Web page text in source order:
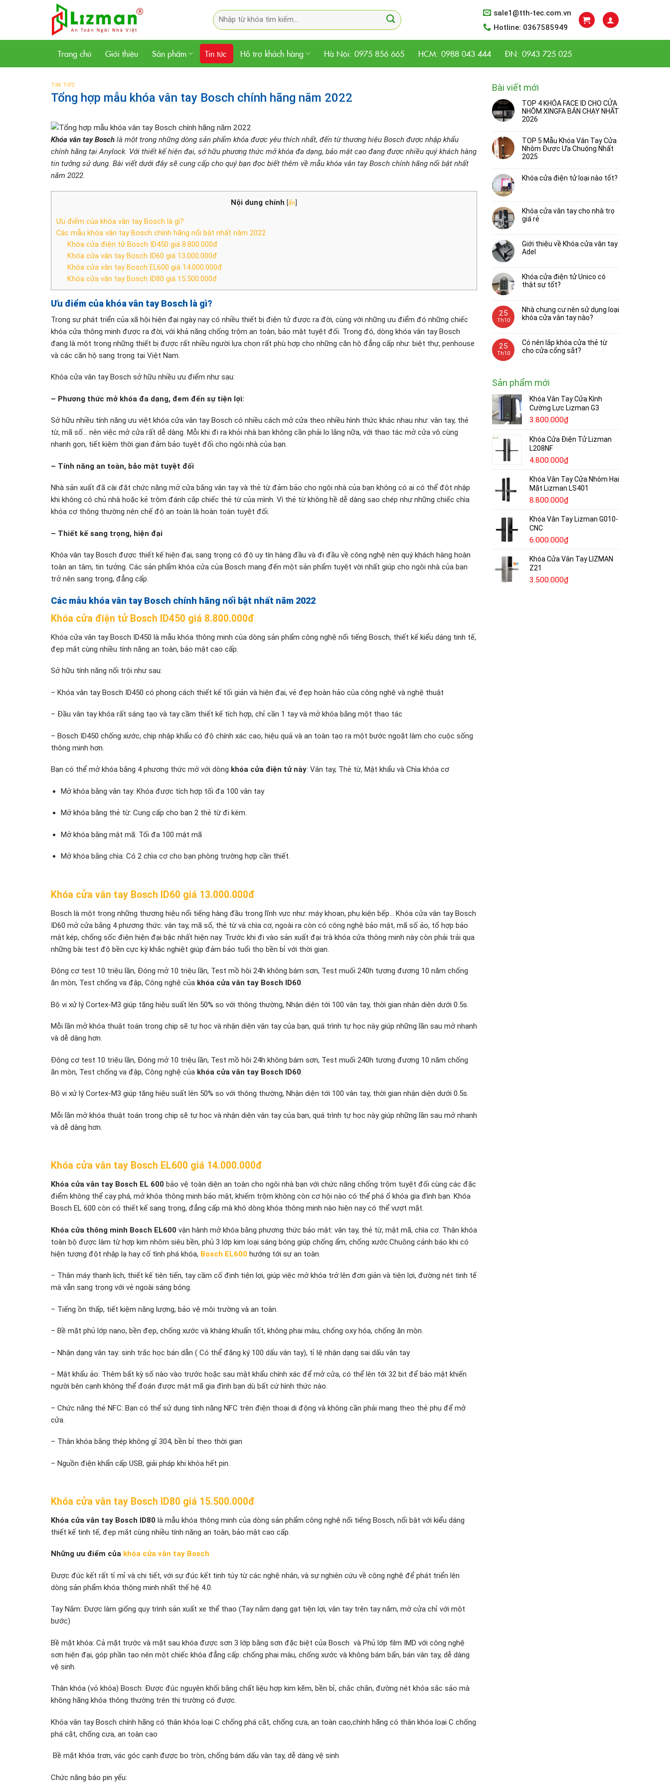
Tìm
kiếm:
sale1@tth-tec.com.vn
Hotline: 0367585949
Trang chủ Giới thiệu Sản phẩm Tin tức Hỗ trợ khách hàng Hà Nội: 0975 856 665 HCM: 0988 043 444 ĐN: 0943 725 025
TIN TỨC
Tổng hợp mẫu khóa vân tay Bosch chính hãng năm 2022
Khóa vân tay Bosch là một trong những dòng sản phẩm khóa được yêu thích nhất, đến từ thương hiệu Bosch được nhập khẩu
chính hãng tại Anylock. Với thiết kế hiện đại, sở hữu phương thức mở khóa đa dạng, bảo mật cao đang được nhiều quý khách hàng
tin tưởng sử dụng. Bài viết dưới đây sẽ cung cấp cho quý bạn đọc biết thêm về mẫu khóa vân tay Bosch chính hãng nổi bật nhất
năm 2022.
Nội dung chính [ẩn]
Ưu điểm của khóa vân tay Bosch là gì?
Các mẫu khóa vân tay Bosch chính hãng nổi bật nhất năm 2022
Khóa cửa điện tử Bosch ID450 giá 8.800.000đ
Khóa cửa vân tay Bosch ID60 giá 13.000.000đ
Khóa cửa vân tay Bosch EL600 giá 14.000.000đ
Khóa cửa vân tay Bosch ID80 giá 15.500.000đ
Ưu điểm của khóa vân tay Bosch là gì?
Trong sự phát triển của xã hội hiện đại ngày nay có nhiều thiết bị điện tử được ra đời, cùng với những ưu điểm đó những chiếc
khóa cửa thông minh được ra đời, với khả năng chống trộm an toàn, bảo mật tuyệt đối. Trong đó, dòng khóa vân tay Bosch
đang là một trong những thiết bị được rất nhiều người lựa chọn rất phù hợp cho những căn hộ đẳng cấp như: biệt thự, penhouse
và các căn hộ sang trọng tại Việt Nam.
Khóa cửa vân tay Bosch sở hữu nhiều ưu điểm như sau:
– Phương thức mở khóa đa dạng, đem đến sự tiện lợi:
Sở hữu nhiều tính năng ưu việt khóa cửa vân tay Bosch có nhiều cách mở cửa theo nhiều hình thức khác nhau như: vân tay, thẻ
từ, mã số… nên việc mở cửa rất dễ dàng. Mỗi khi đi ra khỏi nhà bạn không cần phải lo lắng nữa, với thao tác mở cửa vô cùng
nhanh gọn, tiết kiệm thời gian đảm bảo tuyệt đối cho ngôi nhà của bạn.
– Tính năng an toàn, bảo mật tuyệt đối
Nhà sản xuất đã cài đặt chức năng mở cửa bằng vân tay và thẻ từ đảm bảo cho ngôi nhà của bạn không có ai có thể đột nhập
khi không có chủ nhà hoặc kẻ trộm đánh cắp chiếc thẻ từ của mình. Vì thẻ từ không hề dễ dàng sao chép như những chiếc chìa
khóa cơ thông thường nên chế độ an toàn là hoàn toàn tuyệt đối.
– Thiết kế sang trọng, hiện đại
Khóa vân tay Bosch được thiết kế hiện đại, sang trọng có độ uy tín hàng đầu và đi đầu về công nghệ nên quý khách hàng hoàn
toàn an tâm, tin tưởng. Các sản phẩm khóa cửa của Bosch mang đến một sản phẩm tuyệt vời nhất giúp cho ngôi nhà của bạn
trở nên sang trọng, đẳng cấp.
Các mẫu khóa vân tay Bosch chính hãng nổi bật nhất năm 2022
Khóa cửa điện tử Bosch ID450 giá 8.800.000đ
Khóa cửa vân tay Bosch ID450 là mẫu khóa thông minh của dòng sản phẩm công nghệ nổi tiếng Bosch, thiết kế kiểu dáng tinh tế,
đẹp mắt cùng nhiều tính năng an toàn, bảo mật cao cấp.
Sở hữu tính năng nổi trội như sau:
– Khóa vân tay Bosch ID450 có phong cách thiết kế tối giản và hiện đại, vẻ đẹp hoàn hảo của công nghệ và nghệ thuật
– Đầu vân tay khóa rất sáng tạo và tay cầm thiết kế tích hợp, chỉ cần 1 tay và mở khóa bằng một thao tác
– Bosch ID450 chống xước, chip nhập khẩu có độ chính xác cao, hiệu quả và an toàn tạo ra một bước ngoặt làm cho cuộc sống
thông minh hơn.
Bạn có thể mở khóa bằng 4 phương thức mở với dòng khóa cửa điện tử này: Vân tay, Thẻ từ, Mật khẩu và Chìa khóa cơ
Mở khóa bằng vân tay: Khóa được tích hợp tối đa 100 vân tay
Mở khóa bằng thẻ từ: Cung cấp cho bạn 2 thẻ từ đi kèm.
Mở khóa bằng mật mã: Tối đa 100 mật mã
Mở khóa bằng chìa: Có 2 chìa cơ cho bạn phòng trường hợp cần thiết.
Khóa cửa vân tay Bosch ID60 giá 13.000.000đ
Bosch là một trong những thương hiệu nổi tiếng hàng đầu trong lĩnh vực như: máy khoan, phụ kiện bếp… Khóa cửa vân tay Bosch
ID60 mở cửa bằng 4 phương thức: vân tay, mã số, thẻ từ và chìa cơ, ngoài ra còn có công nghệ bảo mật, mã số ảo, tổ hợp bảo
mật kép, chống sốc điện hiện đại bậc nhất hiện nay. Trước khi đi vào sản xuất đại trà khóa cửa thông minh này còn phải trải qua
những bài test độ bền cực kỳ khắc nghiệt giúp đảm bảo tuổi thọ bền bỉ với thời gian.
Động cơ test 10 triệu lần, Đóng mở 10 triệu lần, Test mồ hôi 24h không bám sơn, Test muối 240h tương đương 10 năm chống
ăn mòn, Test chống va đập, Công nghệ của khóa cửa vân tay Bosch ID60.
Bộ vi xử lý Cortex-M3 giúp tăng hiệu suất lên 50% so với thông thường, Nhận diện tới 100 vân tay, thời gian nhận diện dưới 0.5s.
Mỗi lần mở khóa thuật toán trong chip sẽ tự học và nhận diện vân tay của bạn, quá trình tự học này giúp những lần sau mở nhanh
và dễ dàng hơn.
Động cơ test 10 triệu lần, Đóng mở 10 triệu lần, Test mồ hôi 24h không bám sơn, Test muối 240h tương đương 10 năm chống
ăn mòn, Test chống va đập, Công nghệ của khóa cửa vân tay Bosch ID60.
Bộ vi xử lý Cortex-M3 giúp tăng hiệu suất lên 50% so với thông thường, Nhận diện tới 100 vân tay, thời gian nhận diện dưới 0.5s.
Mỗi lần mở khóa thuật toán trong chip sẽ tự học và nhận diện vân tay của bạn, quá trình tự học này giúp những lần sau mở nhanh
và dễ dàng hơn.
Khóa cửa vân tay Bosch EL600 giá 14.000.000đ
Khóa cửa vân tay Bosch EL 600 bảo vệ toàn diện an toàn cho ngôi nhà bạn với chức năng chống trộm tuyệt đối cùng các đặc
điểm không thể cạy phá, mở khóa thông minh bảo mật, khiếm trộm không còn cơ hội nào có thể phá ổ khóa gia đình bạn. Khóa
Bosch EL 600 còn có thiết kế sang trọng, đẳng cấp mà khó dòng khóa thông minh nào hiện nay có thể vượt mặt.
Khóa cửa thông minh Bosch EL600 vận hành mở khóa bằng phương thức bảo mật: vân tay, thẻ từ, mật mã, chìa cơ. Thân khóa
toàn bộ được làm từ hợp kim nhôm siêu bền, phủ 3 lớp kim loại sáng bóng giúp chống ẩm, chống xước.Chuông cảnh báo khi có
hiện tượng đột nhập lạ hay cố tình phá khóa, Bosch EL600 hướng tới sự an toàn.
– Thân máy thanh lịch, thiết kế tiên tiến, tay cầm cố định tiện lợi, giúp việc mở khóa trở lên đơn giản và tiện lợi, đường nét tinh tế
mà vẫn sang trọng với vẻ ngoài sáng bóng.
– Tiếng ồn thấp, tiết kiệm năng lượng, bảo vệ môi trường và an toàn.
– Bề mặt phủ lớp nano, bền đẹp, chống xước và kháng khuẩn tốt, không phai màu, chống oxy hóa, chống ăn mòn.
– Nhận dạng vân tay: sinh trắc học bán dẫn ( Có thể đăng ký 100 dấu vân tay), tỉ lệ nhận dạng sai dấu vân tay
– Mật khẩu ảo: Thêm bất kỳ số nào vào trước hoặc sau mật khẩu chính xác để mở cửa, có thể lên tới 32 bit để bảo mật khiến
người bên cạnh không thể đoán được mật mã gia đình bạn dù bất cứ hình thức nào.
– Chức năng thẻ NFC: Bạn có thể sử dụng tính năng NFC trên điện thoại di động và không cần phải mang theo thẻ phụ để mở
cửa.
– Thân khóa bằng thép không gỉ 304, bền bỉ theo thời gian
– Nguồn điện khẩn cấp USB, giải pháp khi khóa hết pin.
Khóa cửa vân tay Bosch ID80 giá 15.500.000đ
Khóa cửa vân tay Bosch ID80 là mẫu khóa thông minh của dòng sản phẩm công nghệ nổi tiếng Bosch, nổi bật với kiểu dáng
thiết kế tinh tế, đẹp mắt cùng nhiều tính năng an toàn, bảo mật cao cấp.
Những ưu điểm của khóa cửa vân tay Bosch
Được đúc kết rất tỉ mỉ và chi tiết, với sự đúc kết tinh túy từ các nghệ nhân, và sự nghiên cứu về công nghệ để phát triển lên
dòng sản phẩm khóa thông minh nhất thế hệ 4.0.
Tay Nắm: Được làm giống quy trình sản xuất xe thể thao (Tay nắm dạng gạt tiện lợi, vân tay trên tay nắm, mở cửa chỉ với một
bước)
Bề mặt khóa: Cả mặt trước và mặt sau khóa được sơn 3 lớp bằng sơn đặc biệt của Bosch và Phủ lớp film IMD với công nghệ
sơn hiện đại, góp phần tạo nên một chiếc khóa đẳng cấp: chống phai màu, chống xước và không bám bẩn, bán vân tay, dễ dàng
vệ sinh.
Thân khóa (vỏ khóa) Bosch: Được đúc nguyên khối bằng chất liệu hợp kim kẽm, bền bỉ, chắc chắn, đường nét khóa sắc sảo mà
không hãng khóa thông thường trên thị trường có được.
Khóa vân tay Bosch chính hãng có thân khóa loại C chống phá cắt, chống cưa, an toàn cao,chính hãng có thân khóa loại C chống
phá cắt, chống cưa, an toàn cao
Bề mặt khóa trơn, vác góc cạnh được bo tròn, chống bám dấu vân tay, dễ dàng vệ sinh
Chức năng báo pin yếu:
Bài viết mới
TOP 4 KHÓA FACE ID CHO CỬA
NHÔM XINGFA BÁN CHẠY NHẤT
2026
TOP 5 Mẫu Khóa Vân Tay Cửa
Nhôm Được Ưa Chuộng Nhất
2025
Khóa cửa điện tử loại nào tốt?
Khóa cửa vân tay cho nhà trọ
giá rẻ
Giới thiệu về Khóa cửa vân tay
Adel
Khóa cửa điện tử Unico có
thật sự tốt?
25
Th10
Nhà chung cư nên sử dụng loại
khóa cửa vân tay nào?
25
Th10
Có nên lắp khóa cửa thẻ từ
cho cửa cổng sắt?
Sản phẩm mới
Khóa Vân Tay Cửa Kính
Cường Lực Lizman G3
3.800.000₫
Khóa Cửa Điện Tử Lizman
L208NF
4.800.000₫
Khóa Vân Tay Cửa Nhôm Hai
Mặt Lizman LS401
8.800.000₫
Khóa Vân Tay Lizman G010-
CNC
6.000.000₫
Khóa Cửa Vân Tay LIZMAN
Z21
3.500.000₫